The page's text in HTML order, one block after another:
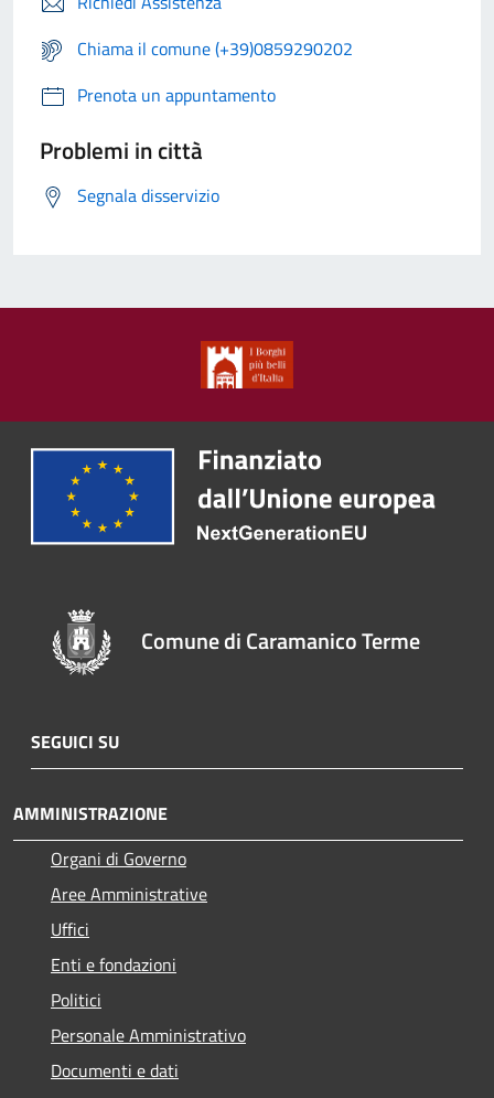
Chiama il comune (+39)0859290202
Prenota un appuntamento
Problemi in città
Segnala disservizio
Comune di Caramanico Terme
SEGUICI SU
AMMINISTRAZIONE
Organi di Governo
Aree Amministrative
Uffici
Enti e fondazioni
Politici
Personale Amministrativo
Documenti e dati